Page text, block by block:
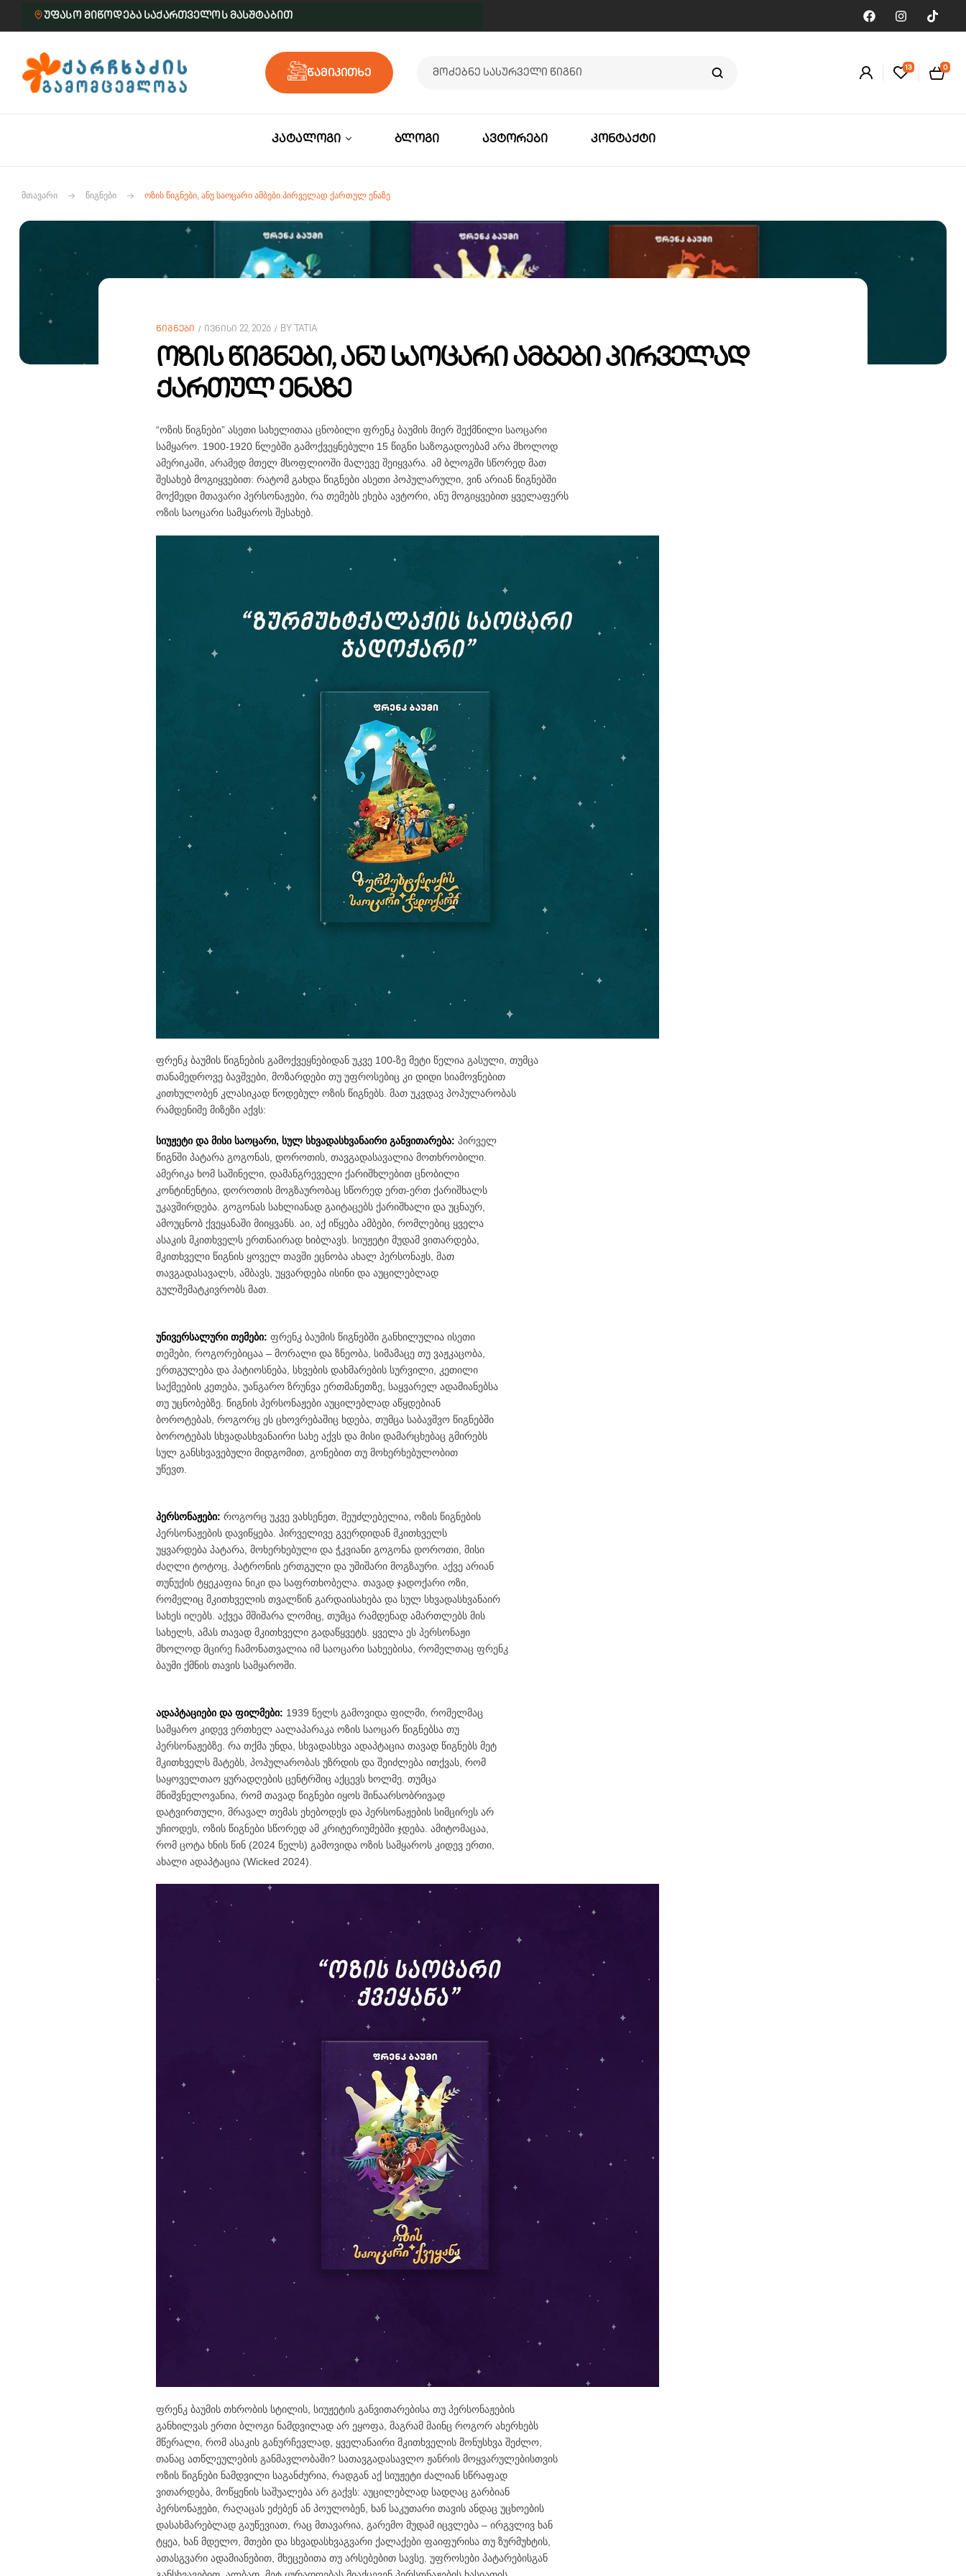
უფასო მიწოდება საქართველოს მასშტაბით
წამიკითხე
13 0
კატალოგი ბლოგი ავტორები კონტაქტი
ᲛᲗᲐᲕᲐᲠᲘ ᲬᲘᲒᲜᲔᲑᲘ ᲝᲖᲘᲡ ᲬᲘᲒᲜᲔᲑᲘ, ᲐᲜᲣ ᲡᲐᲝᲪᲐᲠᲘ ᲐᲛᲑᲔᲑᲘ ᲞᲘᲠᲕᲔᲚᲐᲓ ᲥᲐᲠᲗᲣᲚ ᲔᲜᲐᲖᲔ
ᲬᲘᲒᲜᲔᲑᲘ ᲘᲕᲜᲘᲡᲘ 22, 2026 BY TATIA
ოზის წიგნები, ანუ საოცარი ამბები პირველად
ქართულ ენაზე
“ოზის წიგნები” ასეთი სახელითაა ცნობილი ფრენკ ბაუმის მიერ შექმნილი საოცარი
სამყარო. 1900-1920 წლებში გამოქვეყნებული 15 წიგნი საზოგადოებამ არა მხოლოდ
ამერიკაში, არამედ მთელ მსოფლიოში მალევე შეიყვარა. ამ ბლოგში სწორედ მათ
შესახებ მოგიყვებით: რატომ გახდა წიგნები ასეთი პოპულარული, ვინ არიან წიგნებში
მოქმედი მთავარი პერსონაჟები, რა თემებს ეხება ავტორი, ანუ მოგიყვებით ყველაფერს
ოზის საოცარი სამყაროს შესახებ.
ფრენკ ბაუმის წიგნების გამოქვეყნებიდან უკვე 100-ზე მეტი წელია გასული, თუმცა
თანამედროვე ბავშვები, მოზარდები თუ უფროსებიც კი დიდი სიამოვნებით
კითხულობენ კლასიკად წოდებულ ოზის წიგნებს. მათ უკვდავ პოპულარობას
რამდენიმე მიზეზი აქვს:
სიუჟეტი და მისი საოცარი, სულ სხვადასხვანაირი განვითარება: პირველ
წიგნში პატარა გოგონას, დოროთის, თავგადასავალია მოთხრობილი.
ამერიკა ხომ საშინელი, დამანგრეველი ქარიშხლებით ცნობილი
კონტინენტია, დოროთის მოგზაურობაც სწორედ ერთ-ერთ ქარიშხალს
უკავშირდება. გოგონას სახლიანად გაიტაცებს ქარიშხალი და უცნაურ,
ამოუცნობ ქვეყანაში მიიყვანს. აი, აქ იწყება ამბები, რომლებიც ყველა
ასაკის მკითხველს ერთნაირად ხიბლავს. სიუჟეტი მუდამ ვითარდება,
მკითხველი წიგნის ყოველ თავში ეცნობა ახალ პერსონაჟს, მათ
თავგადასავალს, ამბავს, უყვარდება ისინი და აუცილებლად
გულშემატკივრობს მათ.
უნივერსალური თემები: ფრენკ ბაუმის წიგნებში განხილულია ისეთი
თემები, როგორებიცაა – მორალი და ზნეობა, სიმამაცე თუ ვაჟკაცობა,
ერთგულება და პატიოსნება, სხვების დახმარების სურვილი, კეთილი
საქმეების კეთება, უანგარო ზრუნვა ერთმანეთზე, საყვარელ ადამიანებსა
თუ უცნობებზე. წიგნის პერსონაჟები აუცილებლად აწყდებიან
ბოროტებას, როგორც ეს ცხოვრებაშიც ხდება, თუმცა საბავშვო წიგნებში
ბოროტებას სხვადასხვანაირი სახე აქვს და მისი დამარცხებაც გმირებს
სულ განსხვავებული მიდგომით, გონებით თუ მოხერხებულობით
უწევთ.
პერსონაჟები: როგორც უკვე ვახსენეთ, შეუძლებელია, ოზის წიგნების
პერსონაჟების დავიწყება. პირველივე გვერდიდან მკითხველს
უყვარდება პატარა, მოხერხებული და ჭკვიანი გოგონა დოროთი, მისი
ძაღლი ტოტოც, პატრონის ერთგული და უშიშარი მოგზაური. აქვე არიან
თუნუქის ტყეკაფია ნიკი და საფრთხობელა. თავად ჯადოქარი ოზი,
რომელიც მკითხველის თვალწინ გარდაისახება და სულ სხვადასხვანაირ
სახეს იღებს. აქვეა მშიშარა ლომიც, თუმცა რამდენად ამართლებს მის
სახელს, ამას თავად მკითხველი გადაწყვეტს. ყველა ეს პერსონაჟი
მხოლოდ მცირე ჩამონათვალია იმ საოცარი სახეებისა, რომელთაც ფრენკ
ბაუმი ქმნის თავის სამყაროში.
ადაპტაციები და ფილმები: 1939 წელს გამოვიდა ფილმი, რომელმაც
სამყარო კიდევ ერთხელ აალაპარაკა ოზის საოცარ წიგნებსა თუ
პერსონაჟებზე. რა თქმა უნდა, სხვადასხვა ადაპტაცია თავად წიგნებს მეტ
მკითხველს მატებს, პოპულარობას უზრდის და შეიძლება ითქვას, რომ
საყოველთაო ყურადღების ცენტრშიც აქცევს ხოლმე. თუმცა
მნიშვნელოვანია, რომ თავად წიგნები იყოს შინაარსობრივად
დატვირთული, მრავალ თემას ეხებოდეს და პერსონაჟების სიმცირეს არ
უჩიოდეს, ოზის წიგნები სწორედ ამ კრიტერიუმებში ჯდება. ამიტომაცაა,
რომ ცოტა ხნის წინ (2024 წელს) გამოვიდა ოზის სამყაროს კიდევ ერთი,
ახალი ადაპტაცია (Wicked 2024).
ფრენკ ბაუმის თხრობის სტილის, სიუჟეტის განვითარებისა თუ პერსონაჟების
განხილვას ერთი ბლოგი ნამდვილად არ ეყოფა, მაგრამ მაინც როგორ ახერხებს
მწერალი, რომ ასაკის განურჩევლად, ყველანაირი მკითხველის მონუსხვა შეძლო,
თანაც ათწლეულების განმავლობაში? სათავგადასავლო ჟანრის მოყვარულებისთვის
ოზის წიგნები ნამდვილი საგანძურია, რადგან აქ სიუჟეტი ძალიან სწრაფად
ვითარდება, მოწყენის საშუალება არ გაქვს: აუცილებლად სადღაც გარბიან
პერსონაჟები, რაღაცას ეძებენ ან პოულობენ, ხან საკუთარი თავის ანდაც უცხოების
დასახმარებლად გაუწევიათ, რაც მთავარია, გარემო მუდამ იცვლება – ირგვლივ ხან
ტყეა, ხან მდელო, მთები და სხვადასხვაგვარი ქალაქები ფაიფურისა თუ ზურმუხტის,
ათასგვარი ადამიანებით, მხეცებითა თუ არსებებით სავსე. უფროსები პატარებისგან